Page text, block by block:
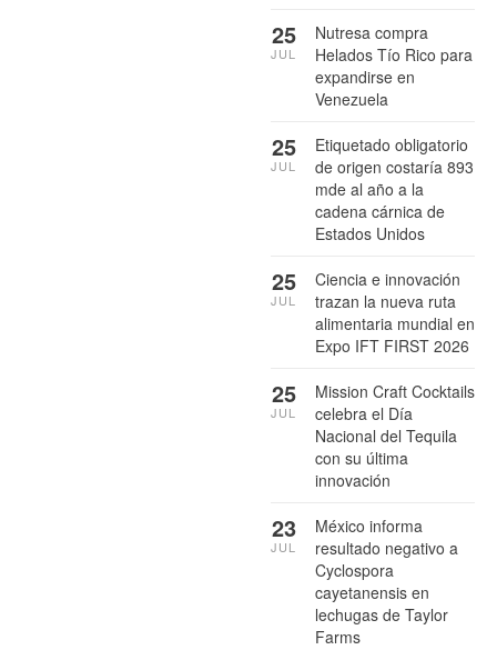
Nutresa compra
Helados Tío Rico para
expandirse en
Venezuela
25
JUL
Etiquetado obligatorio
de origen costaría 893
mde al año a la
cadena cárnica de
Estados Unidos
25
JUL
Ciencia e innovación
trazan la nueva ruta
alimentaria mundial en
Expo IFT FIRST 2026
25
JUL
Mission Craft Cocktails
celebra el Día
Nacional del Tequila
con su última
innovación
25
JUL
México informa
resultado negativo a
Cyclospora
cayetanensis en
lechugas de Taylor
Farms
23
JUL